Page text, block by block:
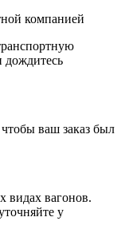
компанией
ваш заказ был
видах вагонов.
у